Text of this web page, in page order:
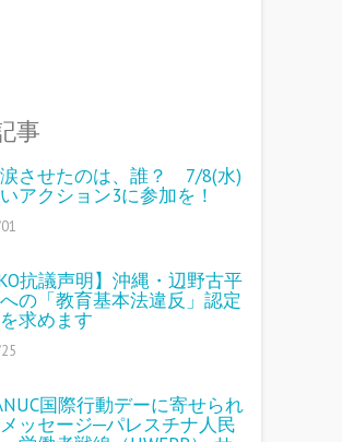
事
させたのは、誰？ 7/8(水)
アクション3に参加を！
抗議声明】沖縄・辺野古平
の「教育基本法違反」認定
求めます
国際行動デーに寄せられ
ッセージ─パレスチナ人民